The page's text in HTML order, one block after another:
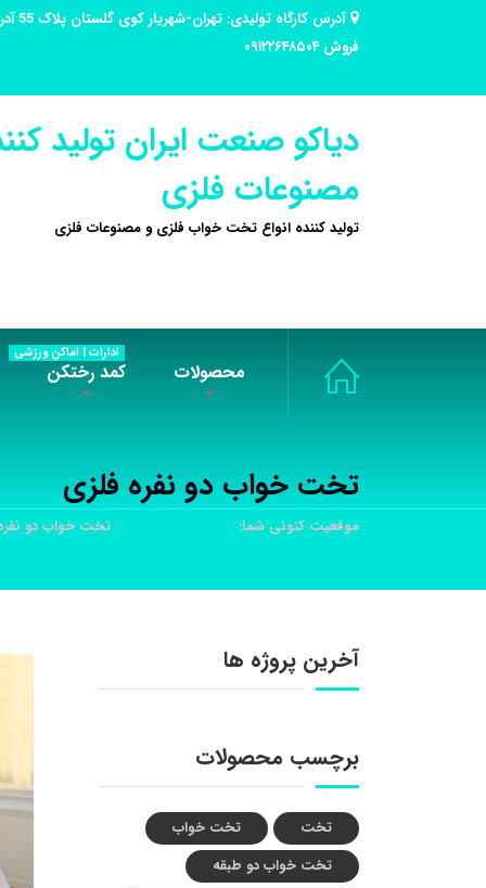
فروش ۰۹۱۲۲۶۴۸۵۰۴
دیاکو صنعت ایران تولید
مصنوعات فلزی
تولید کننده انواع تخت خواب فلزی و مصنوعات فلزی
محصولات کمد رختکن
ادارات | اماکن ورزشی
تخت خواب دو نفره فلزی
موقعیت کنونی شما: تخت خواب دو
آخرین پروژه ها
برچسب محصولات
تخت
تخت خواب
تخت خواب دو طبقه